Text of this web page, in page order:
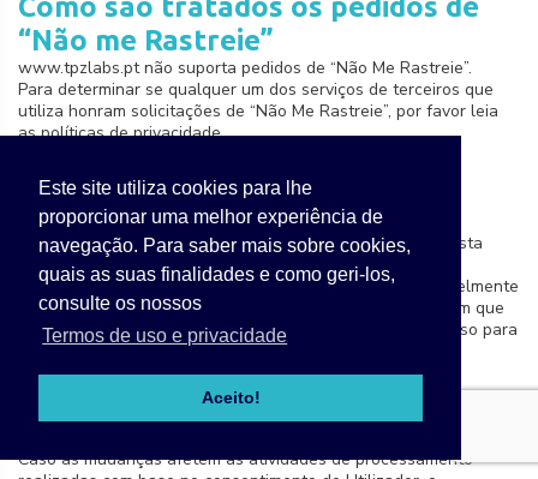
Este site utiliza cookies para lhe
proporcionar uma melhor experiência de
navegação. Para saber mais sobre cookies,
quais as suas finalidades e como geri-los,
consulte os nossos
Termos de uso e privacidade
Aceito!
Como são tratados os pedidos de
“Não me Rastreie”
www.tpzlabs.pt não suporta pedidos de “Não Me Rastreie”.
Para determinar se qualquer um dos serviços de terceiros que
utiliza honram solicitações de “Não Me Rastreie”, por favor leia
as políticas de privacidade.
Mudanças nesta política de
privacidade
O Proprietário reserva-se o direito de fazer alterações nesta
política de privacidade a qualquer momento, mediante
comunicação aos seus utilizadores nesta página e possivelmente
dentro deste Serviço www.tpzlabs.pt e/ou – na medida em que
for viável tecnicamente e juridicamente – enviando um aviso para
os utilizadores através de quaisquer informações
de contacto disponíveis para o Proprietário. É altamente
recomendável que esta página seja consultada várias vezes em
relação à última modificação descrita na parte inferior.
Caso as mudanças afetem as atividades de processamento